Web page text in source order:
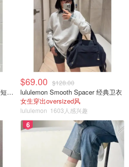
lululemon Softstreme 女士高腰短裤 10cm
$69.00 $128.00
lululemon Smooth Spacer 经典卫衣
女生穿出oversized风
lululemon 1603人感兴趣
6